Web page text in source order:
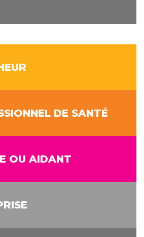
DE SANTÉ
OU AIDANT